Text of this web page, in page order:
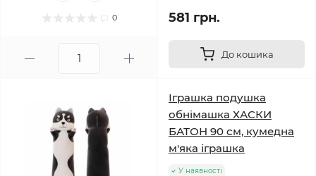
0 581 грн.
До кошика
Іграшка подушка
обнімашка ХАСКИ
БАТОН 90 см, кумедна
м'яка іграшка
У наявності